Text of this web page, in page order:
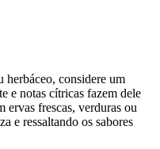
herbáceo, considere um
e notas cítricas fazem dele
ervas frescas, verduras ou
e ressaltando os sabores